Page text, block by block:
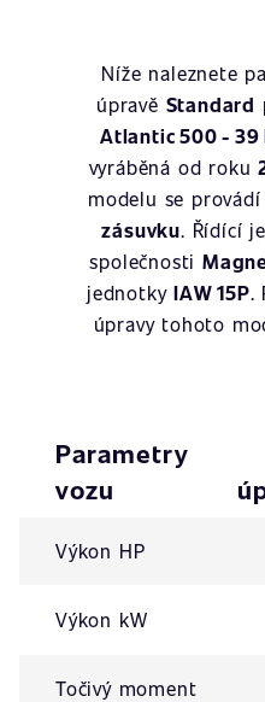
Níže naleznete
úpravě Standard
Atlantic 500 - 39
vyráběná od roku
modelu se
zásuvku. Řídící
společnosti
jednotkyIAW 15P.
úpravy tohoto
Parametry
vozu
Výkon HP
Výkon kW
Točivý moment